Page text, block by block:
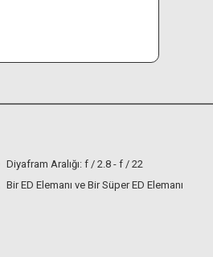
Diyafram Aralığı: f / 2.8 - f / 22
Bir ED Elemanı ve Bir Süper ED Elemanı